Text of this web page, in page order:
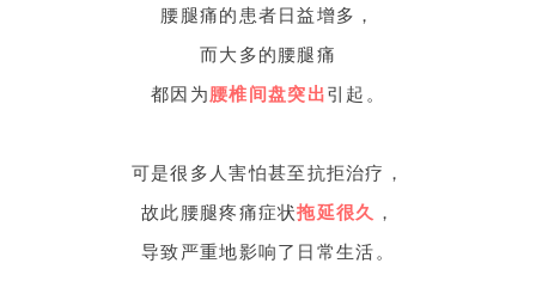
腰腿痛的患者日益增多，
而大多的腰腿痛
都因为腰椎间盘突出引起。
可是很多人害怕甚至抗拒治疗，
故此腰腿疼痛症状拖延很久 ，
导致严重地影响了日常生活。